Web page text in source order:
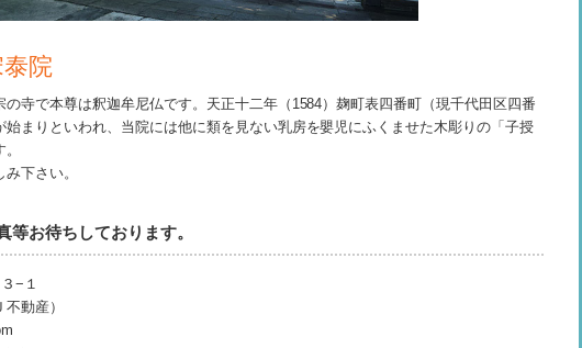
院
の寺で本尊は釈迦牟尼仏です。天正十二年（1584）麹町表四番町（現千代田区四番
始まりといわれ、当院には他に類を見ない乳房を嬰児にふくませた木彫りの「子授
下さい。
等お待ちしております。
−１
動産）